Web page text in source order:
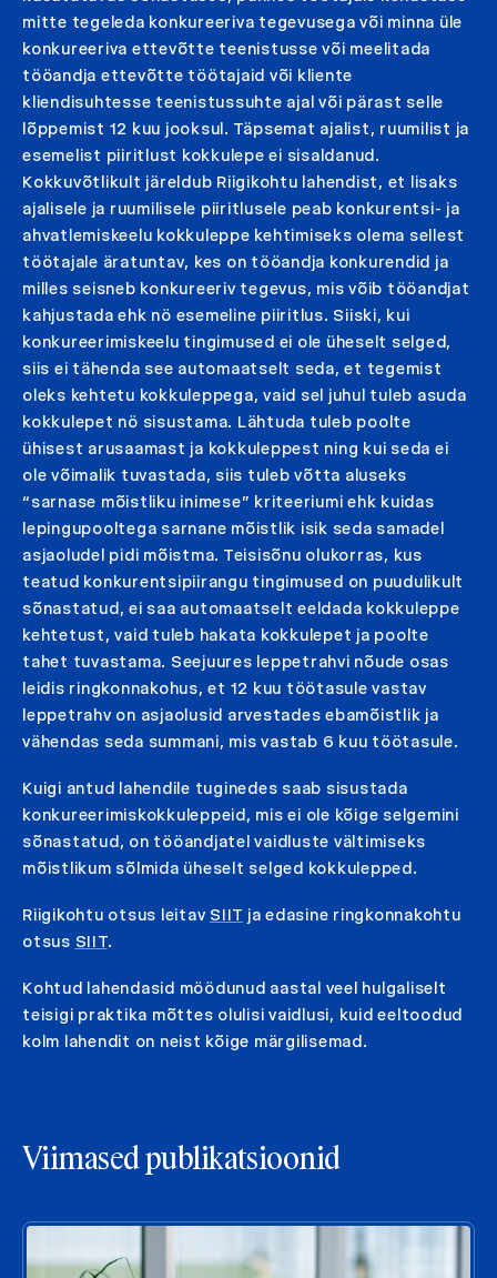
mitte tegeleda konkureeriva tegevusega või minna üle
konkureeriva ettevõtte teenistusse või meelitada
tööandja ettevõtte töötajaid või kliente
kliendisuhtesse teenistussuhte ajal või pärast selle
lõppemist 12 kuu jooksul. Täpsemat ajalist, ruumilist ja
esemelist piiritlust kokkulepe ei sisaldanud.
Kokkuvõtlikult järeldub Riigikohtu lahendist, et lisaks
ajalisele ja ruumilisele piiritlusele peab konkurentsi- ja
ahvatlemiskeelu kokkuleppe kehtimiseks olema sellest
töötajale äratuntav, kes on tööandja konkurendid ja
milles seisneb konkureeriv tegevus, mis võib tööandjat
kahjustada ehk nö esemeline piiritlus. Siiski, kui
konkureerimiskeelu tingimused ei ole üheselt selged,
siis ei tähenda see automaatselt seda, et tegemist
oleks kehtetu kokkuleppega, vaid sel juhul tuleb asuda
kokkulepet nö sisustama. Lähtuda tuleb poolte
ühisest arusaamast ja kokkuleppest ning kui seda ei
ole võimalik tuvastada, siis tuleb võtta aluseks
“sarnase mõistliku inimese” kriteeriumi ehk kuidas
lepingupooltega sarnane mõistlik isik seda samadel
asjaoludel pidi mõistma. Teisisõnu olukorras, kus
teatud konkurentsipiirangu tingimused on puudulikult
sõnastatud, ei saa automaatselt eeldada kokkuleppe
kehtetust, vaid tuleb hakata kokkulepet ja poolte
tahet tuvastama. Seejuures leppetrahvi nõude osas
leidis ringkonnakohus, et 12 kuu töötasule vastav
leppetrahv on asjaolusid arvestades ebamõistlik ja
vähendas seda summani, mis vastab 6 kuu töötasule.
Kuigi antud lahendile tuginedes saab sisustada
konkureerimiskokkuleppeid, mis ei ole kõige selgemini
sõnastatud, on tööandjatel vaidluste vältimiseks
mõistlikum sõlmida üheselt selged kokkulepped.
Riigikohtu otsus leitav SIIT ja edasine ringkonnakohtu
otsus SIIT.
Kohtud lahendasid möödunud aastal veel hulgaliselt
teisigi praktika mõttes olulisi vaidlusi, kuid eeltoodud
kolm lahendit on neist kõige märgilisemad.
Viimased publikatsioonid